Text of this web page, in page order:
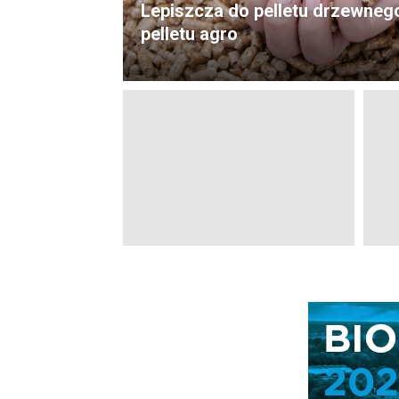
Lepiszcza do pelletu
pelletu agro